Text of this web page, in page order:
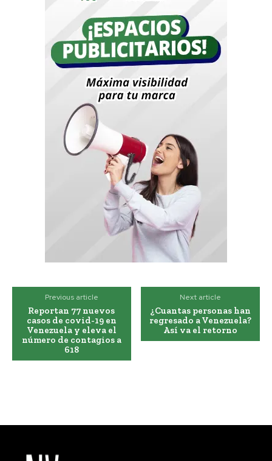
Previous article
Reportan 77 nuevos
casos de covid-19 en
Venezuela y eleva el
número de contagios a
618
Next article
¿Cuantas personas han
regresado a Venezuela?
Así va el retorno